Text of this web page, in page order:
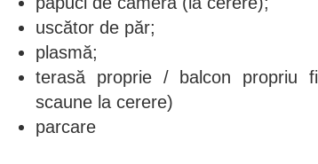
uscător de păr;
plasmă;
terasă proprie / balcon propriu
scaune la cerere)
parcare